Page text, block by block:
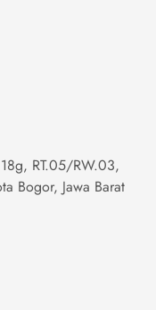
RT.05/RW.03,
Bogor, Jawa Barat